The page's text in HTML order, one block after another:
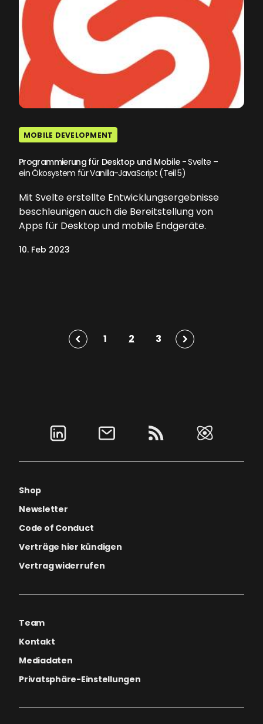
MOBILE DEVELOPMENT
Programmierung für Desktop und Mobile - Svelte –
ein Ökosystem für Vanilla-JavaScript (Teil 5)
Mit Svelte erstellte Entwicklungsergebnisse
beschleunigen auch die Bereitstellung von
Apps für Desktop und mobile Endgeräte.
10. Feb 2023
1 2 3
Shop
Newsletter
Code of Conduct
Verträge hier kündigen
Vertrag widerrufen
Team
Kontakt
Mediadaten
Privatsphäre-Einstellungen